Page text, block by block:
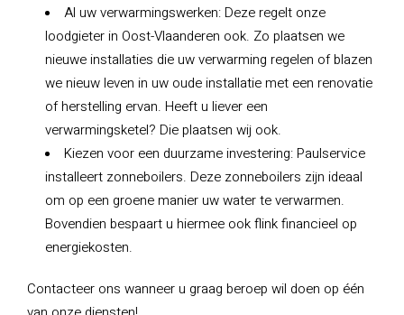
Al uw verwarmingswerken: Deze regelt onze
loodgieter in Oost-Vlaanderen ook. Zo plaatsen we
nieuwe installaties die uw verwarming regelen of blazen
we nieuw leven in uw oude installatie met een renovatie
of herstelling ervan. Heeft u liever een
verwarmingsketel? Die plaatsen wij ook.
Kiezen voor een duurzame investering: Paulservice
installeert zonneboilers. Deze zonneboilers zijn ideaal
om op een groene manier uw water te verwarmen.
Bovendien bespaart u hiermee ook flink financieel op
energiekosten.
Contacteer ons wanneer u graag beroep wil doen op één